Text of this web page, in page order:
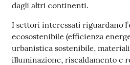
dagli altri continenti.
I settori interessati riguardano
ecosostenibile (efficienza
urbanistica sostenibile,
illuminazione, riscaldamento e